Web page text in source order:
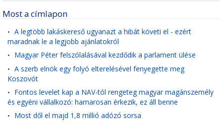
Most a címlapon
• A legtöbb lakáskereső ugyanazt a hibát követi el - ezért
maradnak le a legjobb ajánlatokról
• Magyar Péter felszólalásával kezdődik a parlament ülése
• A szerb elnök egy folyó elterelésével fenyegette meg
Koszovót
• Fontos levelet kap a NAV-tól rengeteg magyar magánszemély
és egyéni vállalkozó: hamarosan érkezik, ez áll benne
• Most dől el majd 1,8 millió adózó sorsa